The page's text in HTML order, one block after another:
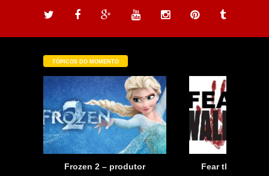
TÓPICOS DO MOMENTO
Frozen 2 – produtor
Fear the